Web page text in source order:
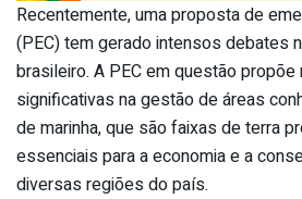
Recentemente, uma proposta de
(PEC) tem gerado intensos debates
brasileiro. A PEC em questão propõe
significativas na gestão de áreas
de marinha, que são faixas de terra
essenciais para a economia e a
diversas regiões do país.